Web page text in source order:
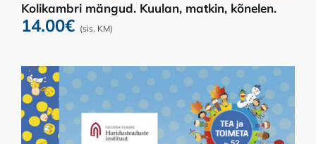
Kolikambri mängud. Kuulan, matkin, kõnelen.
14.00€ (sis. KM)